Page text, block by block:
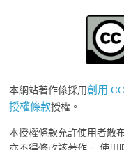
本網站著作係採用創用
授權條款授權。
本授權條款允許使用者散